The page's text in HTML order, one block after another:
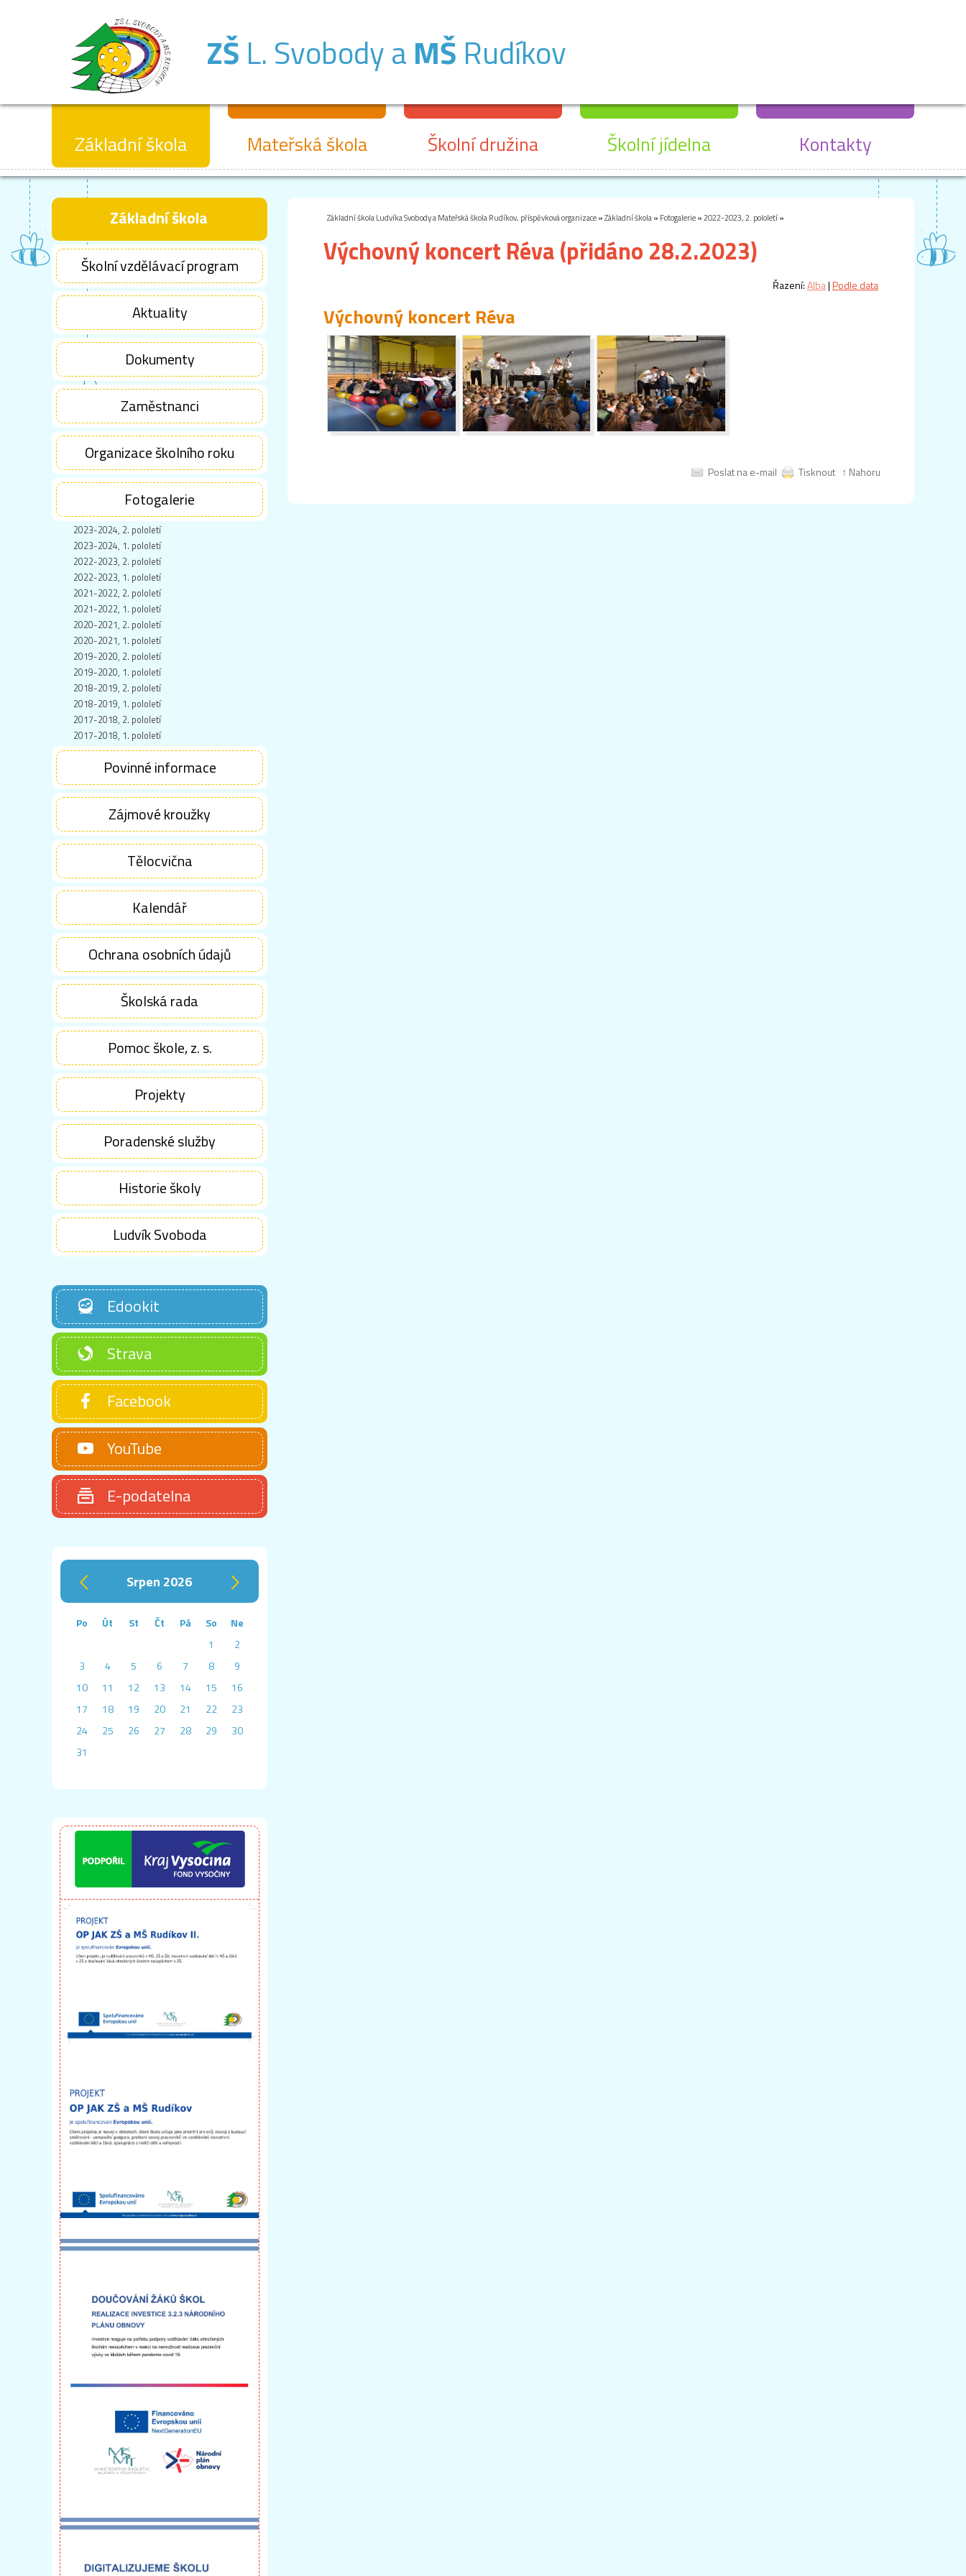
ZŠ L. Svobody aMŠ Rudíkov
Základní škola Mateřská škola Školní družina Školní jídelna Kontakty
Základní škola Ludvíka Svobody a Mateřská škola Rudíkov, příspěvková organizace»Základní škola» Fotogalerie»2022-2023, 2. pololetí»
Výchovný koncert Réva (přidáno 28.2.2023)
Řazení:Alba|Podle data
Výchovný koncert Réva
Poslat na e-mail Tisknout ↑ Nahoru
Základní škola
Školní vzdělávací program
Aktuality
Dokumenty
Zaměstnanci
Organizace školního roku
Fotogalerie
2023-2024, 2. pololetí
2023-2024, 1. pololetí
2022-2023, 2. pololetí
2022-2023, 1. pololetí
2021-2022, 2. pololetí
2021-2022, 1. pololetí
2020-2021, 2. pololetí
2020-2021, 1. pololetí
2019-2020, 2. pololetí
2019-2020, 1. pololetí
2018-2019, 2. pololetí
2018-2019, 1. pololetí
2017-2018, 2. pololetí
2017-2018, 1. pololetí
Povinné informace
Zájmové kroužky
Tělocvična
Kalendář
Ochrana osobních údajů
Školská rada
Pomoc škole, z. s.
Projekty
Poradenské služby
Historie školy
Ludvík Svoboda
Edookit
Strava
Facebook
YouTube
E-podatelna
‹ srpen 2026 ›
Po Út St Čt Pá So
Ne
1
2
3
4 5 6 7 8
9
10
11 12 13 14 15
16
17
18 19 20 21 22
23
24
25 26 27 28 29
30
31